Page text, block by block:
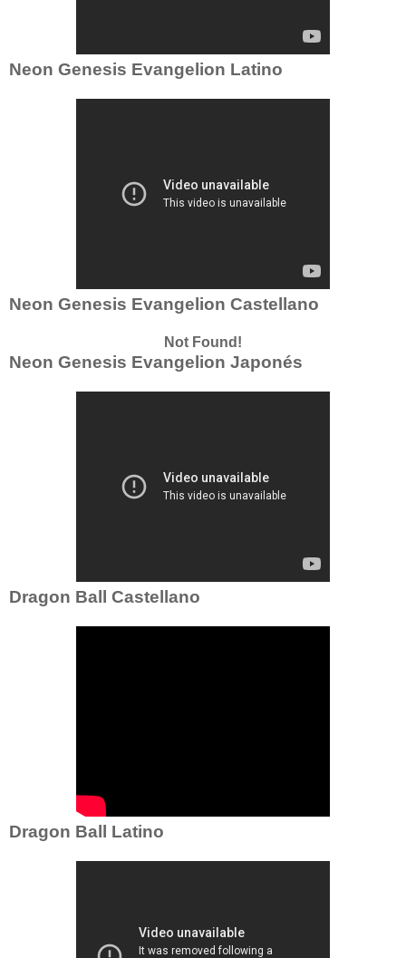
Neon Genesis Evangelion Latino
Neon Genesis Evangelion Castellano
Not Found!
Neon Genesis Evangelion Japonés
Dragon Ball Castellano
Dragon Ball Latino